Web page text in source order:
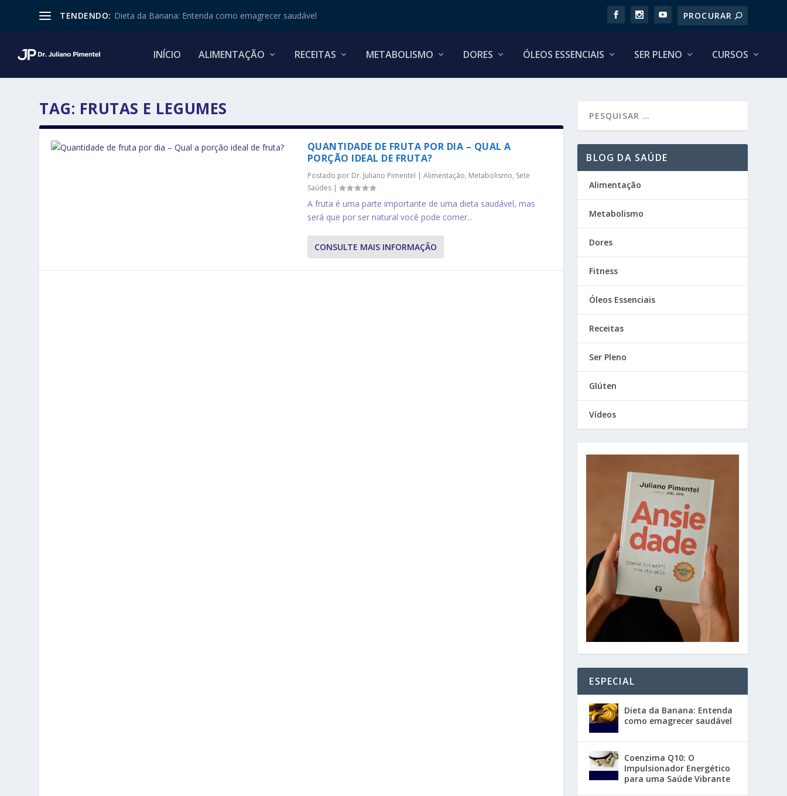
TENDENDO: Dieta da Banana: Entenda como emagrecer saudável
INÍCIO ALIMENTAÇÃO RECEITAS METABOLISMO DORES ÓLEOS ESSENCIAIS SER PLENO CURSOS
TAG: FRUTAS E LEGUMES
QUANTIDADE DE FRUTA POR DIA – QUAL A
PORÇÃO IDEAL DE FRUTA?
Postado por Dr. Juliano Pimentel | Alimentação, Metabolismo, Sete
Saúdes|
A fruta é uma parte importante de uma dieta saudável, mas
será que por ser natural você pode comer...
CONSULTE MAIS INFORMAÇÃO
BLOG DA SAÚDE
Alimentação
Metabolismo
Dores
Fitness
Óleos Essenciais
Receitas
Ser Pleno
Glúten
Vídeos
ESPECIAL
Dieta da Banana: Entenda
como emagrecer saudável
Coenzima Q10: O
Impulsionador Energético
para uma Saúde Vibrante